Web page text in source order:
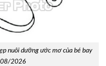
nuôi dưỡng ước mơ của bé bay
08/2026